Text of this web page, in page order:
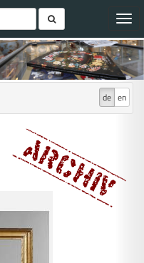
de en